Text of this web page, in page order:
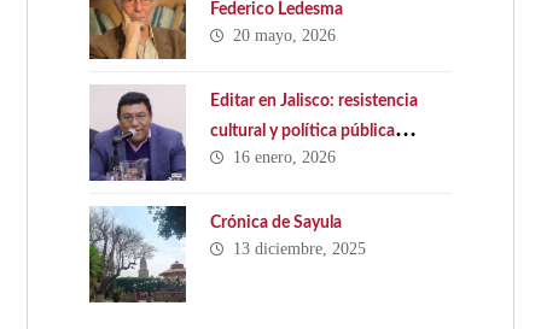
Federico Ledesma
20 mayo, 2026
Editar en Jalisco: resistencia
cultural y política pública
ausente. Hacia una Ley Estatal
16 enero, 2026
Crónica de Sayula
13 diciembre, 2025